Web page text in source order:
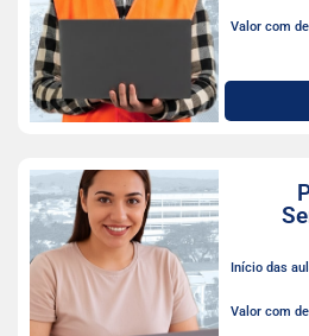
Valor com
Início das
Valor com